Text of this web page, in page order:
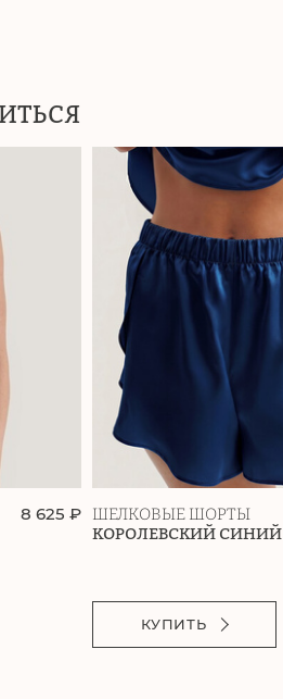
8 625 ₽
ШЕЛКОВЫЕ ШОРТЫ
КОРОЛЕВСКИЙ СИНИЙ
КУПИТЬ